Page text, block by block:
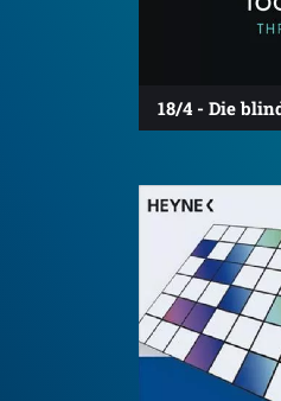
18/4 - Die